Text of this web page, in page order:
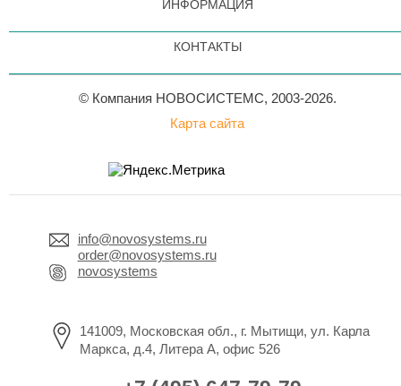
ИНФОРМАЦИЯ
КОНТАКТЫ
© Компания НОВОСИСТЕМС, 2003-2026.
Карта сайта
info@novosystems.ru
order@novosystems.ru
novosystems
141009, Московская обл., г. Мытищи, ул. Карла
Маркса, д.4, Литера А, офис 526